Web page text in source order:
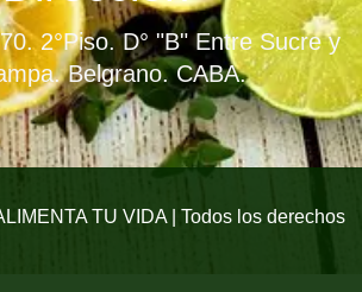
a
g
r
a
m
u
b
e
2°Piso. D° "B" Entre Sucre y
Belgrano. CABA.
TU VIDA | Todos los derechos